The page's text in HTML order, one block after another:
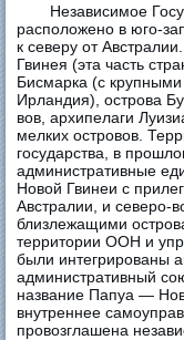
Независимое
расположено в юго-
к северу от
Гвинея (эта часть
Бисмарка (с
Ирландия), острова
вов, архипелаги
мелких островов.
государства, в
административные
Новой Гвинеи с
Австралии, и северо-
близлежащими
территории ООН и
были интегрированы
административный
название Папуа —
внутреннее
провозглашена